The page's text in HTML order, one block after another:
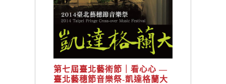
第七屆臺北藝術節｜看心心 —
臺北藝穗節音樂祭-凱達格蘭大